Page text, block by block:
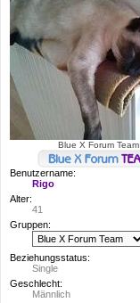
Blue X Forum Team
Benutzername:
Rigo
Alter:
41
Gruppen:
Beziehungsstatus:
Single
Geschlecht:
Männlich